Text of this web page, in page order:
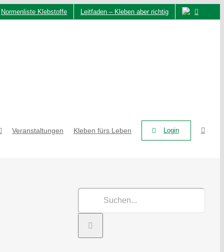
Normenliste Klebstoffe Leitfaden – Kleben aber richtig
Veranstaltungen Kleben fürs Leben Login